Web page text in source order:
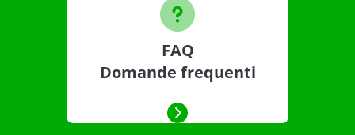
FAQ
Domande frequenti